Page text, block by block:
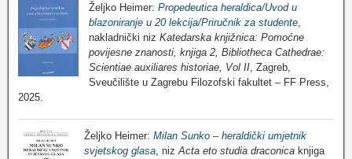
Željko Heimer: Propedeutica heraldica/Uvod u
blazoniranje u 20 lekcija/Priručnik za studente,
nakladnički niz Katedarska knjižnica: Pomoćne
povijesne znanosti, knjiga 2, Bibliotheca Cathedrae:
Scientiae auxiliares historiae, Vol II, Zagreb,
Sveučilište u Zagrebu Filozofski fakultet – FF Press,
2025.
Željko Heimer: Milan Sunko – heraldički umjetnik
svjetskog glasa, nizActa eto studia draconica knjiga